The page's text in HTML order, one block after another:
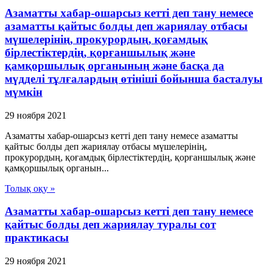
Азаматты хабар-ошарсыз кетті деп тану немесе
азаматты қайтыс болды деп жариялау отбасы
мүшелерінің, прокурордың, қоғамдық
бірлестіктердің, қорғаншылық және
қамқоршылық органының және басқа да
мүдделі тұлғалардың өтініші бойынша басталуы
мүмкін
29 ноября 2021
Азаматты хабар-ошарсыз кетті деп тану немесе азаматты
қайтыс болды деп жариялау отбасы мүшелерінің,
прокурордың, қоғамдық бірлестіктердің, қорғаншылық және
қамқоршылық органын...
Толық оқу »
Азаматты хабар-ошарсыз кетті деп тану немесе
қайтыс болды деп жариялау туралы сот
практикасы
29 ноября 2021